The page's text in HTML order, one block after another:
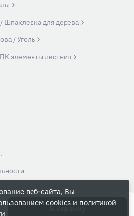
В корзину
Шпаклевка для дерева
/ Уголь
элементы лестниц
носит ознакомительный характер и ни
публичной офертой, определяемой
веб-сайта, Вы
cookies и политикой